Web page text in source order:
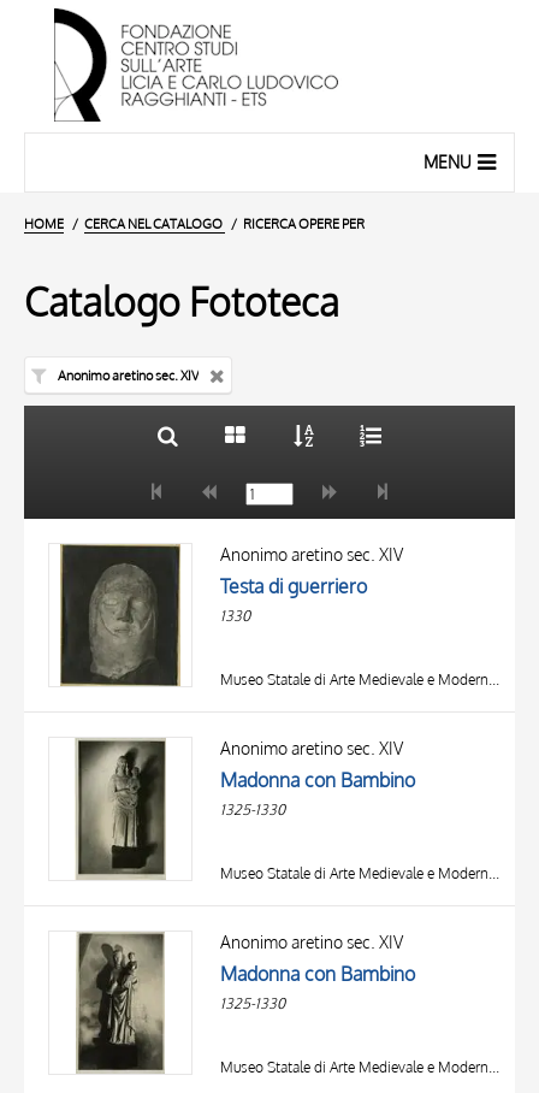
MENU
HOME CERCA NEL CATALOGO RICERCA OPERE PER
Catalogo Fototeca
Anonimo aretino sec. XIV
AUTORE
LOCALIZZAZIONE
20 RISULTATI
Anonimo aretino sec. XIV
Testa di guerriero
1330
Museo Statale di Arte Medievale e Moderna, Arezzo
Anonimo aretino sec. XIV
Madonna con Bambino
1325-1330
Museo Statale di Arte Medievale e Moderna, Arezzo
Anonimo aretino sec. XIV
Madonna con Bambino
1325-1330
Museo Statale di Arte Medievale e Moderna, Arezzo